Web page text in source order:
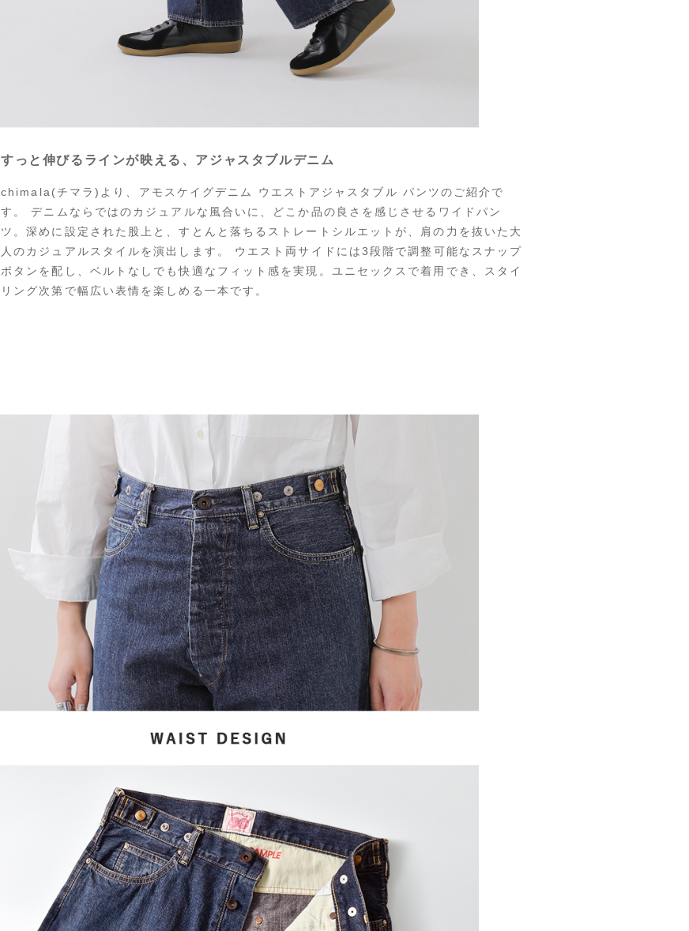
すっと伸びるラインが映える、アジャスタブルデニム
chimala(チマラ)より、アモスケイグデニム ウエストアジャスタブル パンツのご紹介で
す。 デニムならではのカジュアルな風合いに、どこか品の良さを感じさせるワイドパン
ツ。深めに設定された股上と、すとんと落ちるストレートシルエットが、肩の力を抜いた大
人のカジュアルスタイルを演出します。 ウエスト両サイドには3段階で調整可能なスナップ
ボタンを配し、ベルトなしでも快適なフィット感を実現。ユニセックスで着用でき、スタイ
リング次第で幅広い表情を楽しめる一本です。